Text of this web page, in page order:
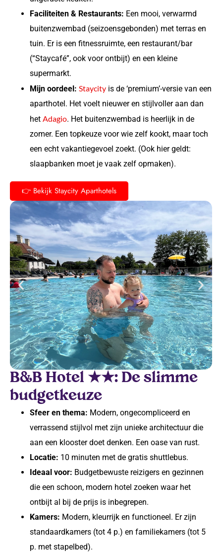
Faciliteiten & Restaurants: Een mooi, verwarmd
buitenzwembad (seizoensgebonden) met terras en
tuin. Er is een fitnessruimte, een restaurant/bar
(“Staycafé”, ook voor ontbijt) en een kleine
supermarkt.
Mijn oordeel: Staycity is de ‘premium’-versie van een
aparthotel. Het voelt nieuwer en stijlvoller aan dan
het Adagio. Het buitenzwembad is heerlijk in de
zomer. Een topkeuze voor wie zelf kookt, maar toch
een echt vakantiegevoel zoekt. (Ook hier geldt:
slaapbanken moet je vaak zelf opmaken).
👉 Bekijk Staycity Aparthotels
B&B Hotel ★★: De slimme
budgetkeuze
Sfeer en thema: Modern, ongecompliceerd en
verrassend stijlvol met zijn unieke architectuur die
aan een klooster doet denken. Een oase van rust.
Locatie: 10 minuten met de gratis shuttlebus.
Ideaal voor: Budgetbewuste reizigers en gezinnen
die een schoon, modern hotel zoeken waar het
ontbijt al bij de prijs is inbegrepen.
Kamers: Modern, kleurrijk en functioneel. Er zijn
standaardkamers (tot 4 p.) en familiekamers (tot 5
p. met stapelbed).